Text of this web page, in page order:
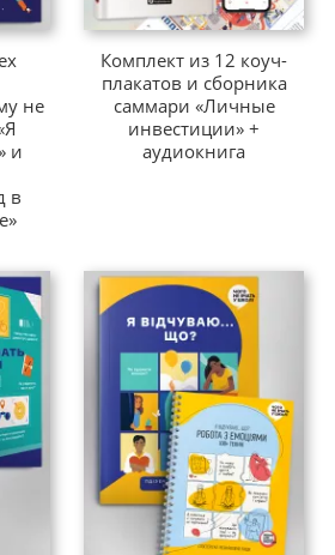
не
и
в
Комплект из 12 коуч-
плакатов и сборника
саммари «Личные
инвестиции» +
аудиокнига